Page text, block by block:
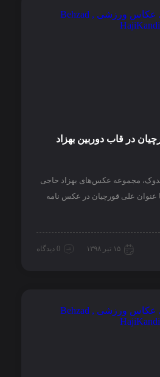
در قاب دوربین بهزاد
پدوک، مجموعه عکس‌های بهزاد حاجی
علی قورچیان در عکس نامه
۱۵ تیر ۱۳۹۸ 0 دیدگاه